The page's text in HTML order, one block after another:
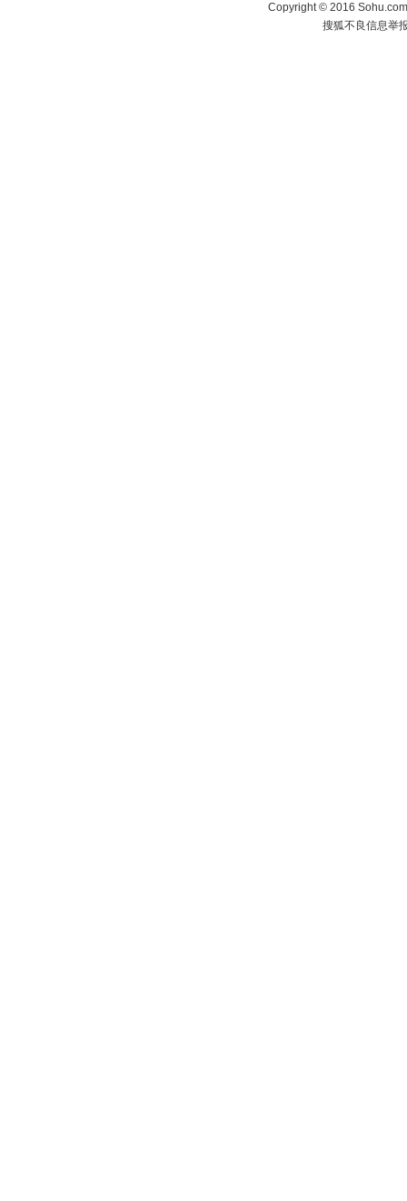
Copyright©2016
搜狐不良信息举